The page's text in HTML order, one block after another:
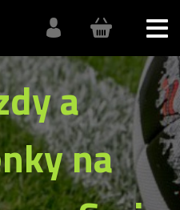
a
na